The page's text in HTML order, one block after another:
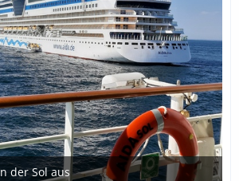
der Sol aus